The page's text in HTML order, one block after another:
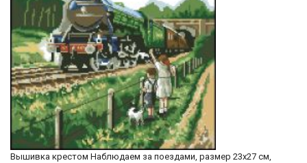
Вышивка крестом Наблюдаем за поездами, размер 23х27 см,